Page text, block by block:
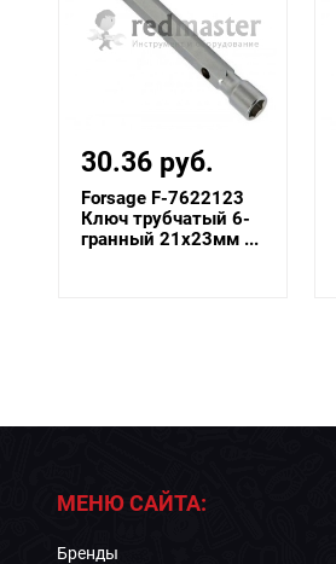
30.36 руб.
Forsage F-7622123
Ключ трубчатый 6-
гранный 21х23мм ...
МЕНЮ САЙТА:
Бренды